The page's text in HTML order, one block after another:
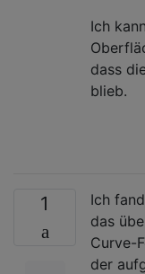
Ich
dass
blieb.
1
Ich
das
Curve-
der